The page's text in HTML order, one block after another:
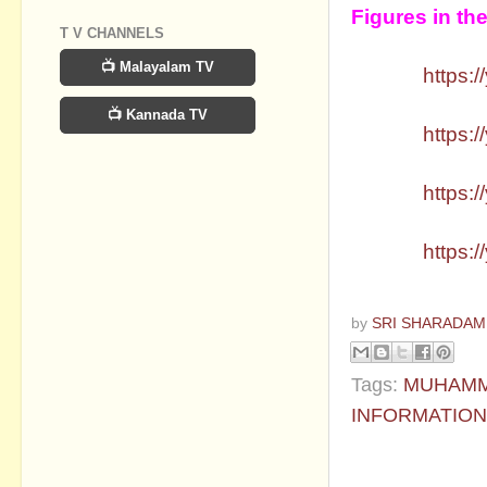
Figures in
by SRI
Tags:
T V CHANNELS
📺 Malayalam TV
📺 Kannada TV